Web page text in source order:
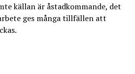
källan är åstadkommande, det
ges många tillfällen att